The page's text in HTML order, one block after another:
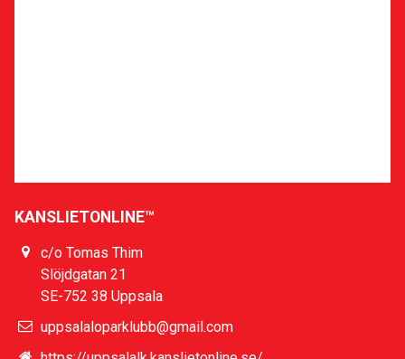
KANSLIETONLINE™
c/o Tomas Thim
Slöjdgatan 21
SE-752 38 Uppsala
uppsalaloparklubb@gmail.com